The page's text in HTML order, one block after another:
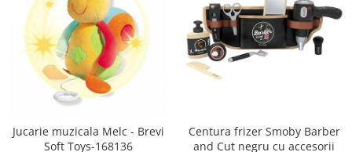
Jucarie muzicala Melc - Brevi
Soft Toys-168136
Centura frizer Smoby Barber
and Cut negru cu accesorii